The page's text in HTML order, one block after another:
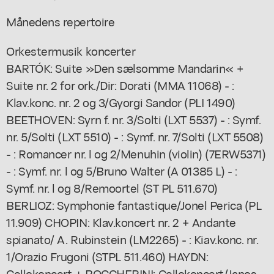
Månedens repertoire
Orkestermusik koncerter
BARTÓK: Suite »Den sælsomme Mandarin« +
Suite nr. 2 for ork./Dir: Dorati (MMA 11068) - :
Klav.konc. nr. 2 og 3/Gyorgi Sandor (PLI 1490)
BEETHOVEN: Syrn f. nr. 3/Solti (LXT 5537) - : Symf.
nr. 5/Solti (LXT 5510) - : Symf. nr. 7/Solti (LXT 5508)
- : Romancer nr. l og 2/Menuhin (violin) (7ERW5371)
- : Symf. nr. l og 5/Bruno Walter (A 01385 L) - :
Symf. nr. l og 8/Remoortel (ST PL 511.670)
BERLIOZ: Symphonie fantastique/Jonel Perica (PL
11.909) CHOPIN: Klav.koncert nr. 2 + Andante
spianato/ A. Rubinstein (LM2265) - : Kiav.konc. nr.
1/Orazio Frugoni (STPL 511.460) HAYDN: